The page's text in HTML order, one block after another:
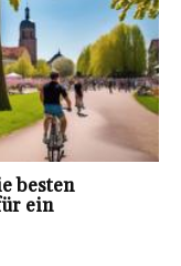
besten
ein